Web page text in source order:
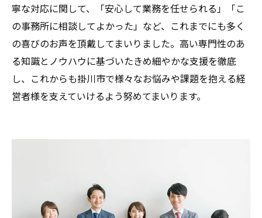
寧な対応に関して、「安心して業務を任せられる」「こ
の事務所に相談してよかった」など、これまでにも多く
の喜びのお声を頂戴してまいりました。高い専門性のあ
る知識とノウハウに基づいたきめ細やかな支援を徹底
し、これからも掛川市で様々なお悩みや課題を抱える経
営者様を支えていけるよう努めてまいります。